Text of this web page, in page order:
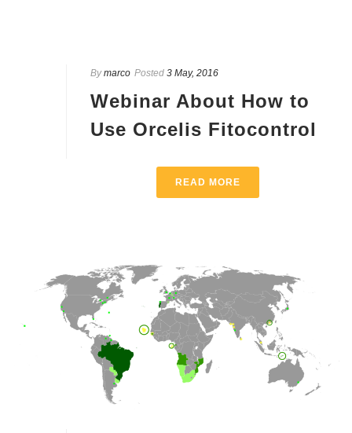
By marco Posted 3 May, 2016
Webinar About How to
Use Orcelis Fitocontrol
READ MORE